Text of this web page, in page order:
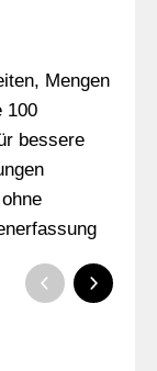
Mengen
100
bessere